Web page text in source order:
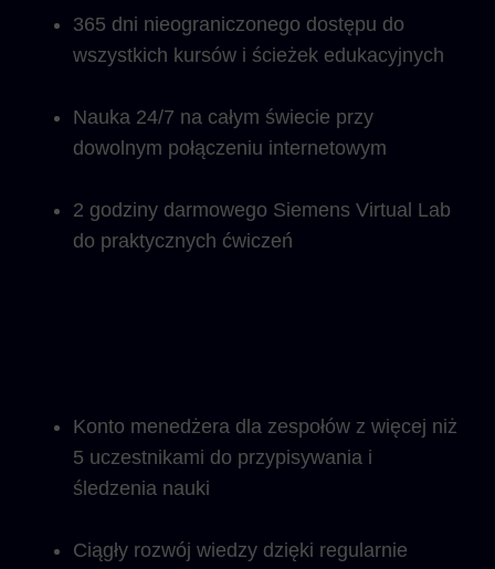
365 dni nieograniczonego dostępu do
wszystkich kursów i ścieżek edukacyjnych
Nauka 24/7 na całym świecie przy
dowolnym połączeniu internetowym
2 godziny darmowego Siemens Virtual Lab
do praktycznych ćwiczeń
Konto menedżera dla zespołów z więcej niż
5 uczestnikami do przypisywania i
śledzenia nauki
Ciągły rozwój wiedzy dzięki regularnie